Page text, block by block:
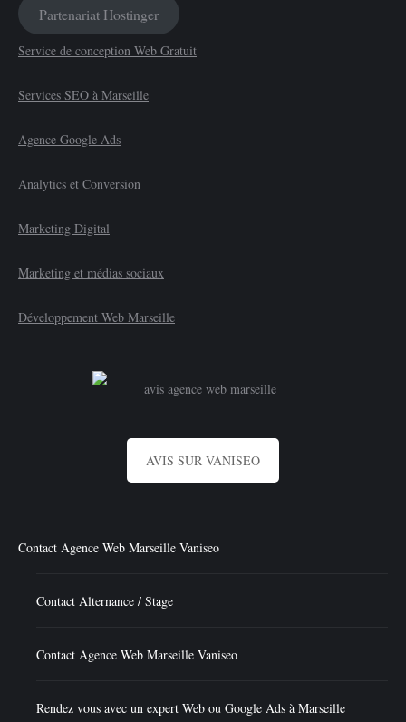
Partenariat Hostinger
Service de conception Web Gratuit
Services SEO à Marseille
Agence Google Ads
Analytics et Conversion
Marketing Digital
Marketing et médias sociaux
Développement Web Marseille
AVIS SUR VANISEO
Contact Agence Web Marseille Vaniseo
Contact Alternance / Stage
Contact Agence Web Marseille Vaniseo
Rendez vous avec un expert Web ou Google Ads à Marseille